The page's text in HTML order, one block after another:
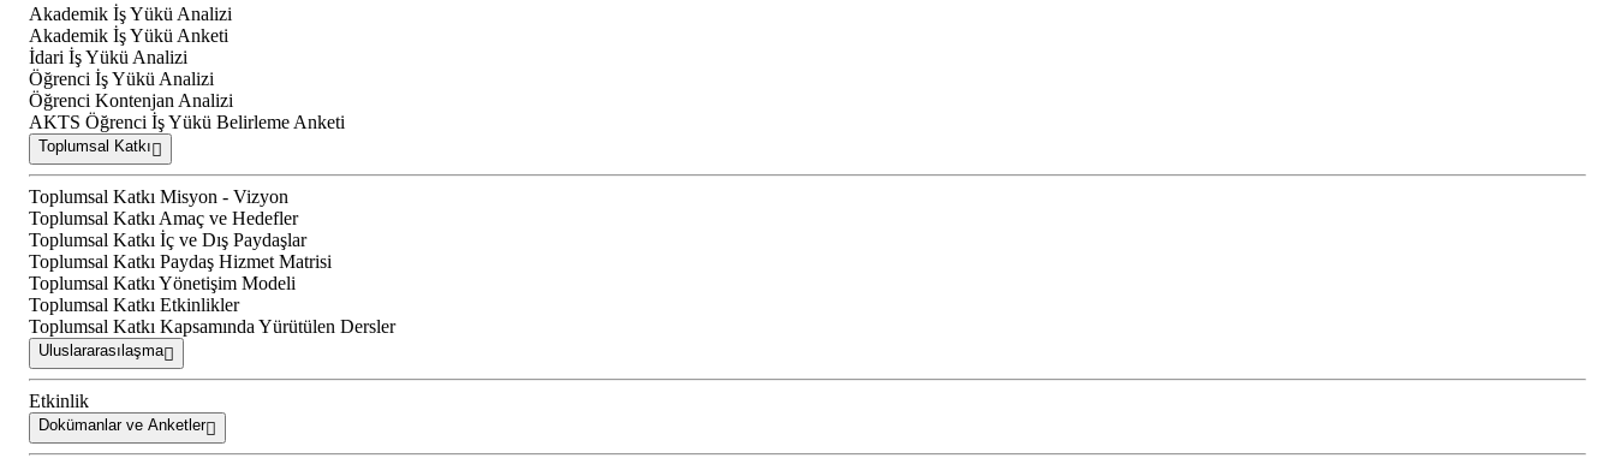
Akademik İş Yükü Analizi
Akademik İş Yükü Anketi
İdari İş Yükü Analizi
Öğrenci İş Yükü Analizi
Öğrenci Kontenjan Analizi
AKTS Öğrenci İş Yükü Belirleme Anketi
Toplumsal Katkı
Toplumsal Katkı Misyon - Vizyon
Toplumsal Katkı Amaç ve Hedefler
Toplumsal Katkı İç ve Dış Paydaşlar
Toplumsal Katkı Paydaş Hizmet Matrisi
Toplumsal Katkı Yönetişim Modeli
Toplumsal Katkı Etkinlikler
Toplumsal Katkı Kapsamında Yürütülen Dersler
Uluslararasılaşma
Etkinlik
Dokümanlar ve Anketler